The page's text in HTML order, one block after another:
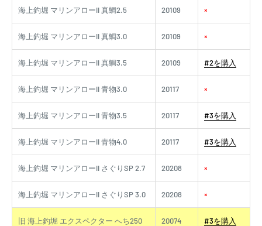
海上釣堀 マリンアローII 真鯛2.5 20109 ×
海上釣堀 マリンアローII 真鯛3.0 20109 ×
海上釣堀 マリンアローII 真鯛3.5 20109 #2を購入
海上釣堀 マリンアローII 青物3.0 20117 ×
海上釣堀 マリンアローII 青物3.5 20117 #3を購入
海上釣堀 マリンアローII 青物4.0 20117 #3を購入
海上釣堀 マリンアローII さぐりSP 2.7 20208 ×
海上釣堀 マリンアローII さぐりSP 3.0 20208 ×
旧 海上釣堀 エクスペクター へち250 20074 #3を購入